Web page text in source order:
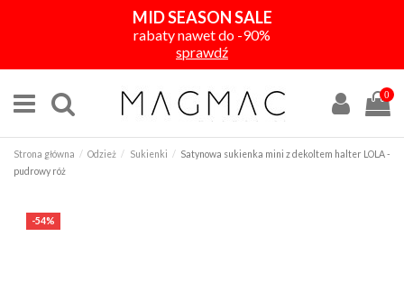
MID SEASON SALE
rabaty nawet do -90%
sprawdź
0
Strona główna Odzież Sukienki
Satynowa sukienka mini z dekoltem halter LOLA -
pudrowy róż
-54%